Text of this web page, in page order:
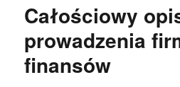
Całościowy
prowadzenia
finansów